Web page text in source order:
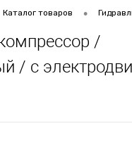
Каталог товаров •
/
/ с